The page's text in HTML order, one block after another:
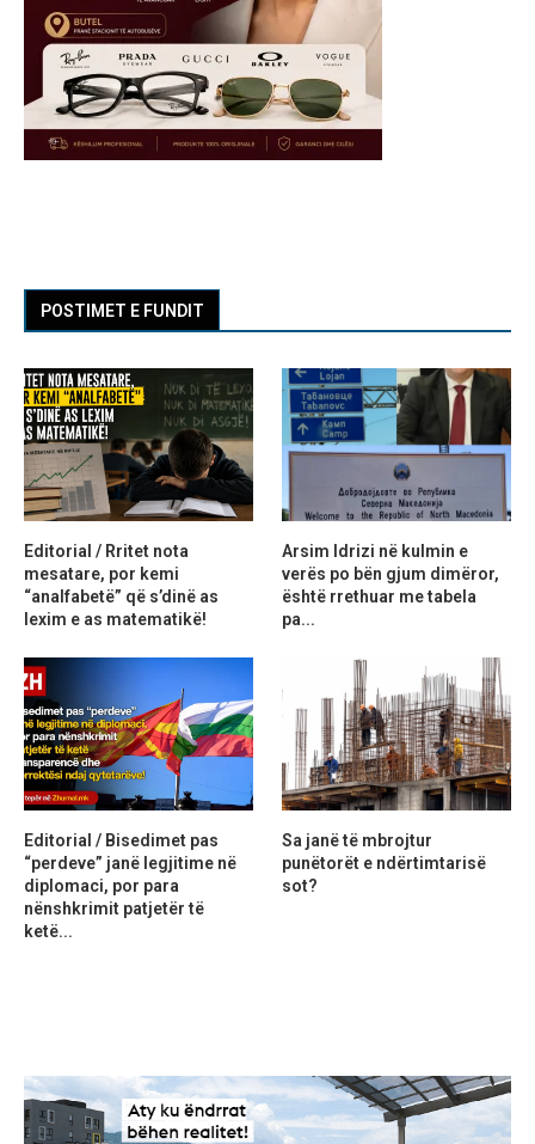
POSTIMET E FUNDIT
Editorial / Rritet nota
mesatare, por kemi
“analfabetë” që s’dinë as
lexim e as matematikë!
Arsim Idrizi në kulmin e
verës po bën gjum dimëror,
është rrethuar me tabela
pa...
Editorial / Bisedimet pas
“perdeve” janë legjitime në
diplomaci, por para
nënshkrimit patjetër të
ketë...
Sa janë të mbrojtur
punëtorët e ndërtimtarisë
sot?